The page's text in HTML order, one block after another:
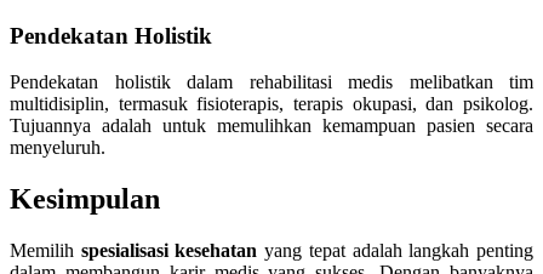
Pendekatan Holistik
Pendekatan holistik dalam rehabilitasi medis melibatkan tim
multidisiplin, termasuk fisioterapis, terapis okupasi, dan psikolog.
Tujuannya adalah untuk memulihkan kemampuan pasien secara
menyeluruh.
Kesimpulan
Memilih spesialisasi kesehatan yang tepat adalah langkah penting